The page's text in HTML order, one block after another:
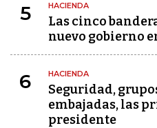
5 HACIENDA
Las cinco
nuevo gobierno
6 HACIENDA
Seguridad,
embajadas, las
presidente